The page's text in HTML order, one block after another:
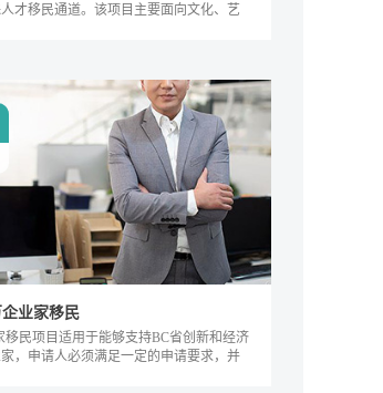
才移民通道。该项目主要面向文化、艺
人才的热门移民项目。
业家移民
移民项目适用于能够支持BC省创新和经济
，申请人必须满足一定的申请要求，并